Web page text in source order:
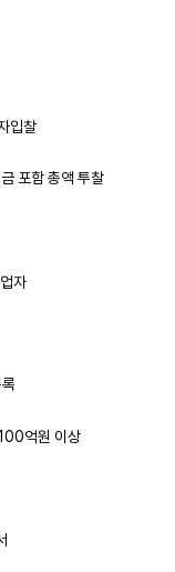
입찰
포함 총액 투찰
자
억원 이상